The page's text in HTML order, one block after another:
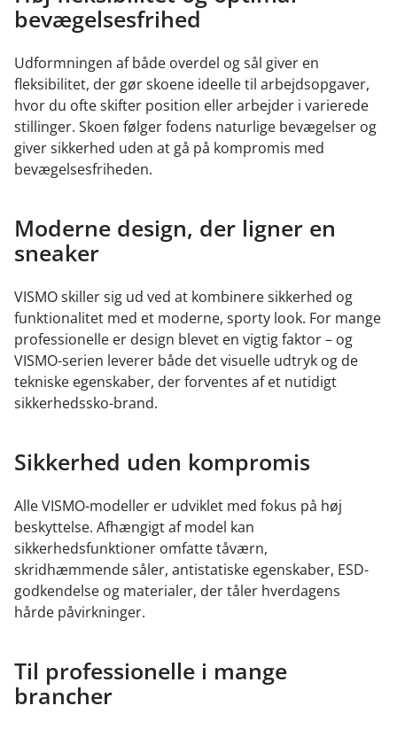
bevægelsesfrihed
Udformningen af både overdel og sål giver en
fleksibilitet, der gør skoene ideelle til arbejdsopgaver,
hvor du ofte skifter position eller arbejder i varierede
stillinger. Skoen følger fodens naturlige bevægelser og
giver sikkerhed uden at gå på kompromis med
bevægelsesfriheden.
Moderne design, der ligner en
sneaker
VISMO skiller sig ud ved at kombinere sikkerhed og
funktionalitet med et moderne, sporty look. For mange
professionelle er design blevet en vigtig faktor – og
VISMO-serien leverer både det visuelle udtryk og de
tekniske egenskaber, der forventes af et nutidigt
sikkerhedssko-brand.
Sikkerhed uden kompromis
Alle VISMO-modeller er udviklet med fokus på høj
beskyttelse. Afhængigt af model kan
sikkerhedsfunktioner omfatte tåværn,
skridhæmmende såler, antistatiske egenskaber, ESD-
godkendelse og materialer, der tåler hverdagens
hårde påvirkninger.
Til professionelle i mange
brancher